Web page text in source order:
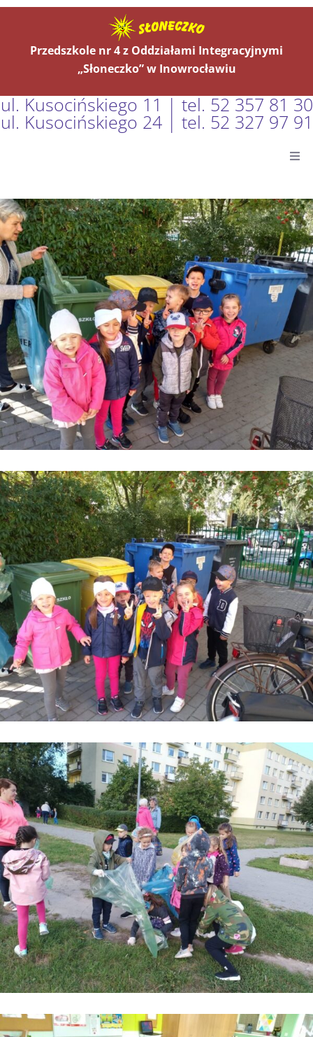
Przedszkole nr 4 z Oddziałami Integracyjnymi
„Słoneczko” w Inowrocławiu
ul. Kusocińskiego 11 | tel. 52 357 81 30
ul. Kusocińskiego 24 | tel. 52 327 97 91
Aktualności
O Nas
Grupy
Kontakt